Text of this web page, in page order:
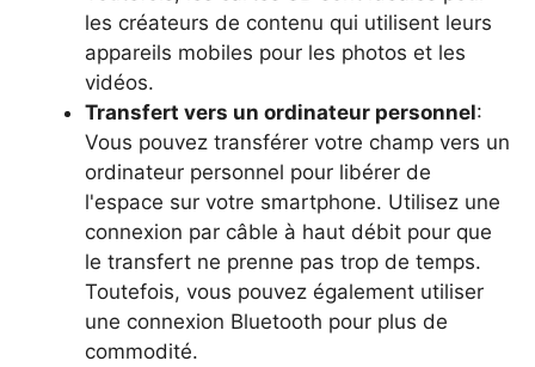
les créateurs de contenu qui utilisent leurs
appareils mobiles pour les photos et les
vidéos.
Transfert vers un ordinateur personnel:
Vous pouvez transférer votre champ vers un
ordinateur personnel pour libérer de
l'espace sur votre smartphone. Utilisez une
connexion par câble à haut débit pour que
le transfert ne prenne pas trop de temps.
Toutefois, vous pouvez également utiliser
une connexion Bluetooth pour plus de
commodité.